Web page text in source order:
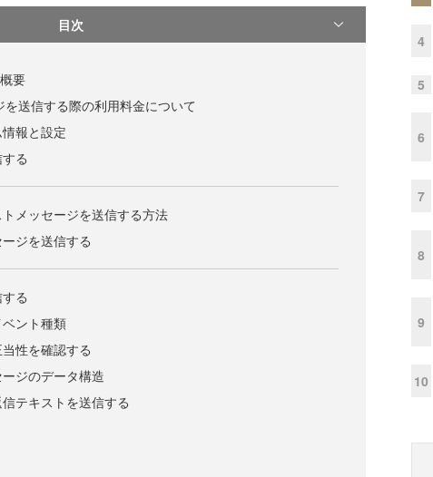
目次
要
を送信する際の利用料金について
報と設定
る
メッセージを送信する方法
ジを送信する
る
ント種類
性を確認する
ジのデータ構造
テキストを送信する
4
5
6
7
8
9
10